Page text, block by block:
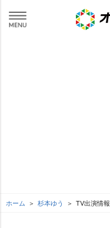
ホーム 杉本ゆう TV出演情報